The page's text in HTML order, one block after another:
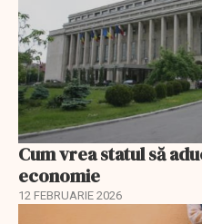
Cum vrea statul să
economie
12 FEBRUARIE 2026